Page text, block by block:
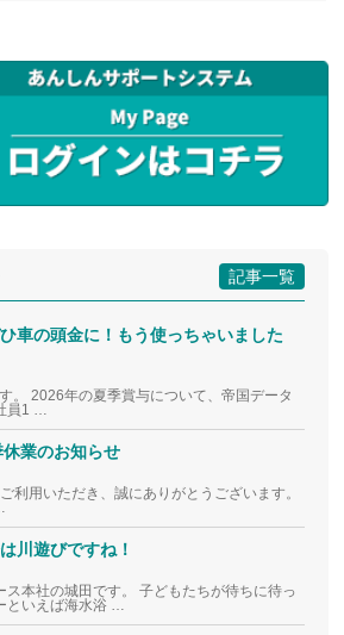
記事一覧
車の頭金に！もう使っちゃいました
。 2026年の夏季賞与について、帝国データ
員1 …
業のお知らせ
利用いただき、誠にありがとうございます。
川遊びですね！
ス本社の城田です。 子どもたちが待ちに待っ
といえば海水浴 …